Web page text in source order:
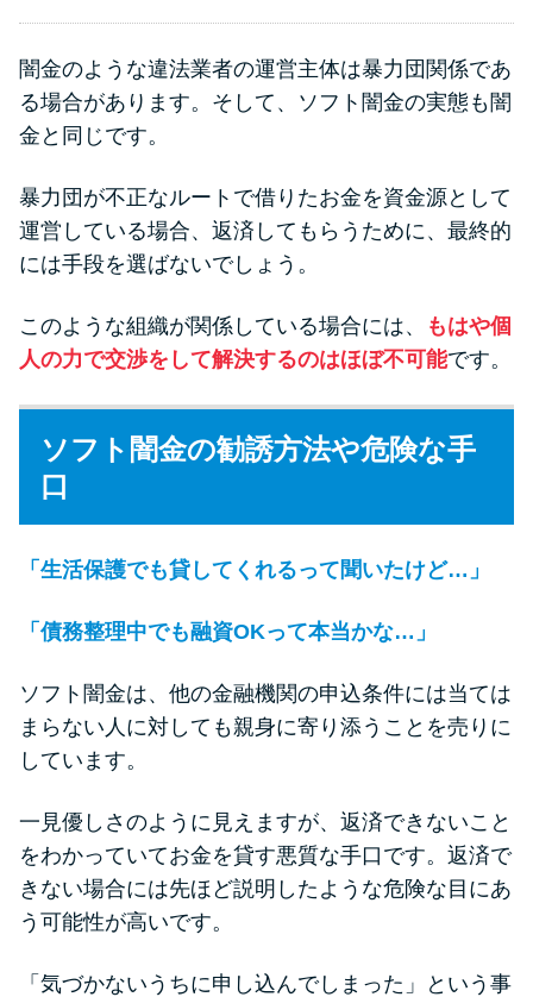
闇金のような違法業者の運営主体は暴力団関係であ
る場合があります。そして、ソフト闇金の実態も闇
金と同じです。
暴力団が不正なルートで借りたお金を資金源として
運営している場合、返済してもらうために、最終的
には手段を選ばないでしょう。
このような組織が関係している場合には、
もはや個
人の力で交渉をして解決するのはほぼ不可能です。
ソフト闇金の勧誘方法や危険な手
口
「生活保護でも貸してくれるって聞いたけど…」
「債務整理中でも融資OKって本当かな…」
ソフト闇金は、他の金融機関の申込条件には当ては
まらない人に対しても親身に寄り添うことを売りに
しています。
一見優しさのように見えますが、返済できないこと
をわかっていてお金を貸す悪質な手口です。返済で
きない場合には先ほど説明したような危険な目にあ
う可能性が高いです。
「気づかないうちに申し込んでしまった」という事